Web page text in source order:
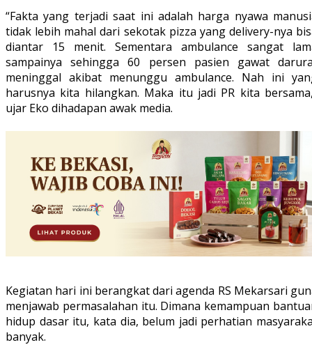
“Fakta yang terjadi saat ini adalah harga nyawa
tidak lebih mahal dari sekotak pizza yang delivery-nya
diantar 15 menit. Sementara ambulance sangat
sampainya sehingga 60 persen pasien gawat
meninggal akibat menunggu ambulance. Nah ini
harusnya kita hilangkan. Maka itu jadi PR kita
ujar Eko dihadapan awak media.
Kegiatan hari ini berangkat dari agenda RS Mekarsari
menjawab permasalahan itu. Dimana kemampuan
hidup dasar itu, kata dia, belum jadi perhatian
banyak.